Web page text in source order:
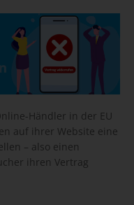
Händler in der EU
auf ihrer Website eine
– also einen
ihren Vertrag